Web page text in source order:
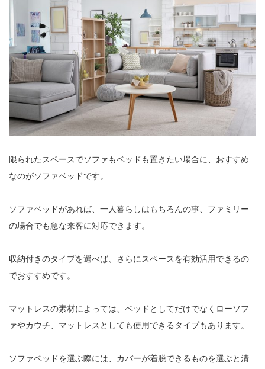
限られたスペースでソファもベッドも置きたい場合に、おすすめ
なのがソファベッドです。
ソファベッドがあれば、一人暮らしはもちろんの事、ファミリー
の場合でも急な来客に対応できます。
収納付きのタイプを選べば、さらにスペースを有効活用できるの
でおすすめです。
マットレスの素材によっては、ベッドとしてだけでなくローソフ
ァやカウチ、マットレスとしても使用できるタイプもあります。
ソファベッドを選ぶ際には、カバーが着脱できるものを選ぶと清